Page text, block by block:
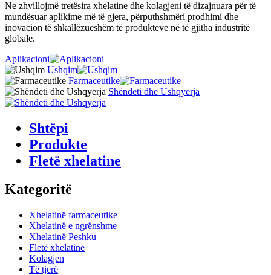
Ne zhvillojmë tretësira xhelatine dhe kolagjeni të dizajnuara për të
mundësuar aplikime më të gjera, përputhshmëri prodhimi dhe
inovacion të shkallëzueshëm të produkteve në të gjitha industritë
globale.
Aplikacioni
Ushqim
Farmaceutike
Shëndeti dhe Ushqyerja
Shtëpi
Produkte
Fletë xhelatine
Kategoritë
Xhelatinë farmaceutike
Xhelatinë e ngrënshme
Xhelatinë Peshku
Fletë xhelatine
Kolagjen
Të tjerë